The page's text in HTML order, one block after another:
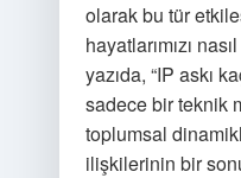
olarak bu tür
hayatlarımızı
yazıda, “IP askı
sadece bir teknik
toplumsal
ilişkilerinin bir